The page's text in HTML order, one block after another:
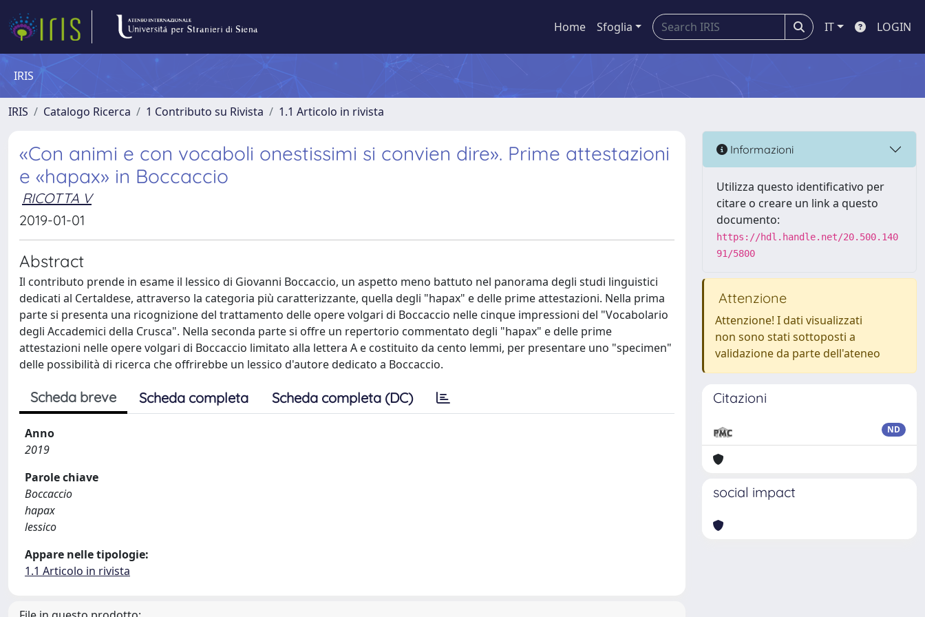
Home Sfoglia IT LOGIN
IRIS
IRIS Catalogo Ricerca 1 Contributo su Rivista 1.1 Articolo in rivista
«Con animi e con vocaboli onestissimi si convien dire». Prime attestazioni
e «hapax» in Boccaccio
RICOTTA V
2019-01-01
Abstract
Il contributo prende in esame il lessico di Giovanni Boccaccio, un aspetto meno battuto nel panorama degli studi linguistici
dedicati al Certaldese, attraverso la categoria più caratterizzante, quella degli "hapax" e delle prime attestazioni. Nella prima
parte si presenta una ricognizione del trattamento delle opere volgari di Boccaccio nelle cinque impressioni del "Vocabolario
degli Accademici della Crusca". Nella seconda parte si offre un repertorio commentato degli "hapax" e delle prime
attestazioni nelle opere volgari di Boccaccio limitato alla lettera A e costituito da cento lemmi, per presentare uno "specimen"
delle possibilità di ricerca che offrirebbe un lessico d'autore dedicato a Boccaccio.
Scheda breve Scheda completa Scheda completa (DC)
Anno
2019
Parole chiave
Boccaccio
hapax
lessico
Appare nelle tipologie:
1.1 Articolo in rivista
Informazioni
Utilizza questo identificativo per
citare o creare un link a questo
documento:
https://hdl.handle.net/20.500.140
91/5800
Attenzione
Attenzione! I dati visualizzati
non sono stati sottoposti a
validazione da parte dell'ateneo
Citazioni
ND
social impact